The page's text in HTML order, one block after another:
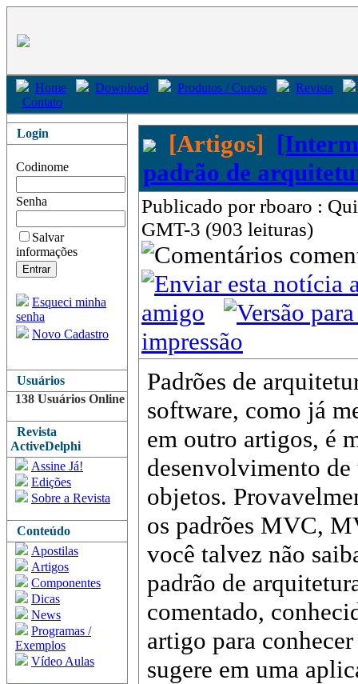
Home Download Produtos / Cursos
Revista
Contato
Login
Codinome
Senha
Salvar
informações
Esqueci minha
senha
Novo Cadastro
Usuários
138 Usuários Online
Revista
ActiveDelphi
Assine Já!
Edições
Sobre a Revista
Conteúdo
Apostilas
Artigos
Componentes
Dicas
News
Programas /
Exemplos
Vídeo Aulas
[Artigos]
padrão de
Publicado por rboaro :
GMT-3 (903 leituras)
amigo
impressão
Padrões de
software, como já
em outro artigos, é
desenvolvimento
objetos.
os padrões MVC,
você talvez não
padrão de
comentado,
artigo para
sugere em uma